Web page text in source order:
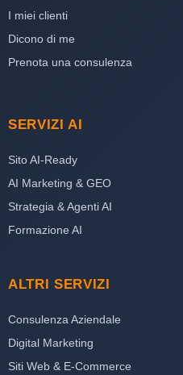
I miei clienti
Dicono di me
Prenota una consulenza
SERVIZI AI
Sito AI-Ready
AI Marketing & GEO
Strategia & Agenti AI
Formazione AI
ALTRI SERVIZI
Consulenza Aziendale
Digital Marketing
Siti Web & E-Commerce